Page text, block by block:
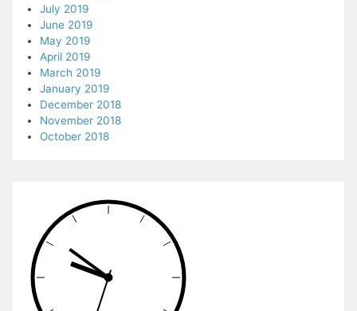
July 2019
June 2019
May 2019
April 2019
March 2019
January 2019
December 2018
November 2018
October 2018